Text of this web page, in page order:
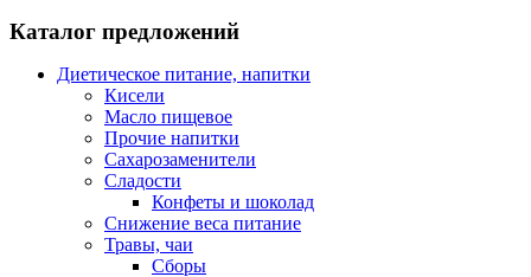
Каталог предложений
Диетическое питание, напитки
Кисели
Масло пищевое
Прочие напитки
Сахарозаменители
Сладости
Конфеты и шоколад
Снижение веса питание
Травы, чаи
Сборы